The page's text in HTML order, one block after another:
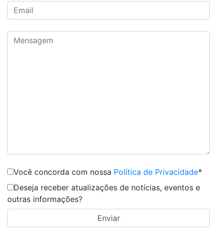
Você concorda com nossa Política de Privacidade*
Deseja receber atualizações de notícias, eventos e
outras informações?